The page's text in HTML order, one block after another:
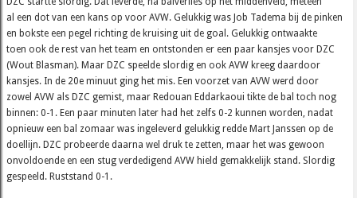
al een dot van een kans op voor AVW. Gelukkig was Job Tadema bij de pinken
en bokste een pegel richting de kruising uit de goal. Gelukkig ontwaakte
toen ook de rest van het team en ontstonden er een paar kansjes voor DZC
(Wout Blasman). Maar DZC speelde slordig en ook AVW kreeg daardoor
kansjes. In de 20e minuut ging het mis. Een voorzet van AVW werd door
zowel AVW als DZC gemist, maar Redouan Eddarkaoui tikte de bal toch nog
binnen: 0-1. Een paar minuten later had het zelfs 0-2 kunnen worden, nadat
opnieuw een bal zomaar was ingeleverd gelukkig redde Mart Janssen op de
doellijn. DZC probeerde daarna wel druk te zetten, maar het was gewoon
onvoldoende en een stug verdedigend AVW hield gemakkelijk stand. Slordig
gespeeld. Ruststand 0-1.